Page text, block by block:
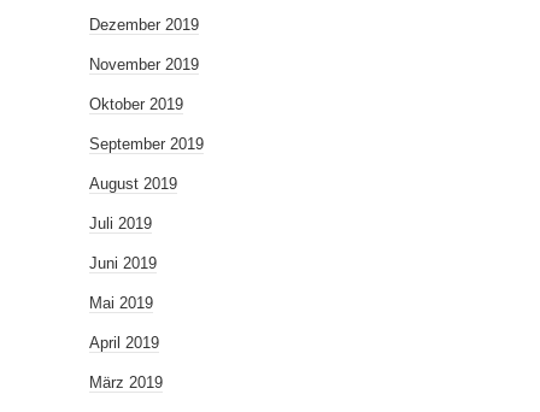
Dezember 2019
November 2019
Oktober 2019
September 2019
August 2019
Juli 2019
Juni 2019
Mai 2019
April 2019
März 2019